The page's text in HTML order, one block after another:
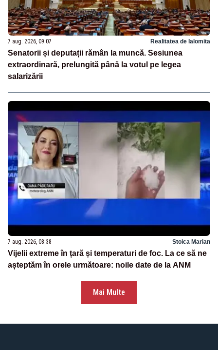
7 aug. 2026, 09:07 Realitatea de Ialomita
Senatorii și deputații rămân la muncă. Sesiunea
extraordinară, prelungită până la votul pe legea
salarizării
7 aug. 2026, 08:38 Stoica Marian
Vijelii extreme în țară și temperaturi de foc. La ce să ne
așteptăm în orele următoare: noile date de la ANM
Mai Multe